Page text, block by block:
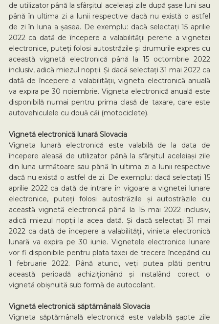
de utilizator până la sfârșitul aceleiași zile după șase luni sau
până în ultima zi a lunii respective dacă nu există o astfel
de zi în luna a șasea. De exemplu: dacă selectați 15 aprilie
2022 ca dată de începere a valabilității perene a vignetei
electronice, puteți folosi autostrăzile și drumurile expres cu
această vignetă electronică până la 15 octombrie 2022
inclusiv, adică miezul nopții. Și dacă selectați 31 mai 2022 ca
dată de începere a valabilității, vigneta electronică anuală
va expira pe 30 noiembrie. Vigneta electronică anuală este
disponibilă numai pentru prima clasă de taxare, care este
autovehiculele cu două căi (motociclete).
Vignetă electronică lunară Slovacia
Vigneta lunară electronică este valabilă de la data de
începere aleasă de utilizator până la sfârșitul aceleiași zile
din luna următoare sau până în ultima zi a lunii respective
dacă nu există o astfel de zi. De exemplu: dacă selectați 15
aprilie 2022 ca dată de intrare în vigoare a vignetei lunare
electronice, puteți folosi autostrăzile și autostrăzile cu
această vignetă electronică până la 15 mai 2022 inclusiv,
adică miezul nopții la acea dată. Și dacă selectați 31 mai
2022 ca dată de începere a valabilității, vinieta electronică
lunară va expira pe 30 iunie. Vignetele electronice lunare
vor fi disponibile pentru plata taxei de trecere începând cu
1 februarie 2022. Până atunci, veți putea plăti pentru
această perioadă achiziționând și instalând corect o
vignetă obișnuită sub formă de autocolant.
Vignetă electronică săptămânală Slovacia
Vigneta săptămânală electronică este valabilă șapte zile